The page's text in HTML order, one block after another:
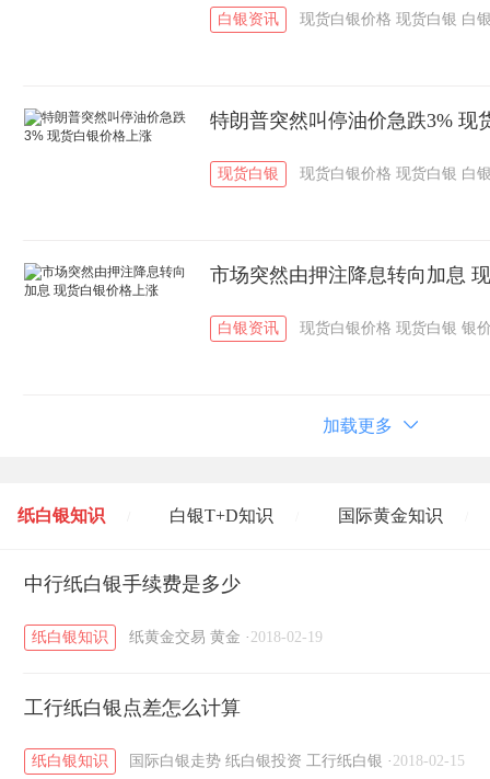
白银资讯 现货白银价格 现货白银 白
特朗普突然叫停油价急跌3% 现
现货白银 现货白银价格 现货白银 白
市场突然由押注降息转向加息
白银资讯 现货白银价格 现货白银 银
加载更多
纸白银知识 白银T+D知识 国际黄金知识
黄金T+D知识 / 粤贵银知识
中行纸白银手续费是多少
纸白银知识 纸黄金交易 黄金 · 2018-02-19
工行纸白银点差怎么计算
纸白银知识 国际白银走势 纸白银投资 工行纸白银 · 2018-02-15